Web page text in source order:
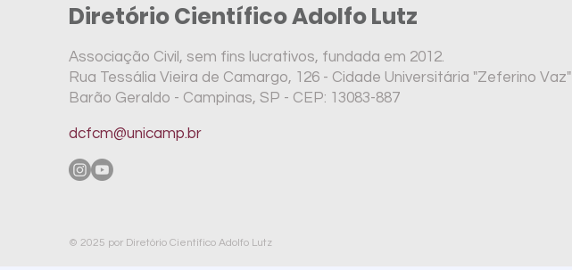
Diretório Científico Adolfo Lutz
Associação Civil, sem fins lucrativos, fundada em 2012.
Rua Tessália Vieira de Camargo, 126 - Cidade Universitária "Zeferino Vaz"
Barão Geraldo - Campinas, SP - CEP: 13083-887
dcfcm@unicamp.br
© 2025 por Diretório Científico Adolfo Lutz